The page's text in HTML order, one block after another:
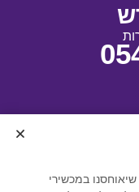
במכשירי